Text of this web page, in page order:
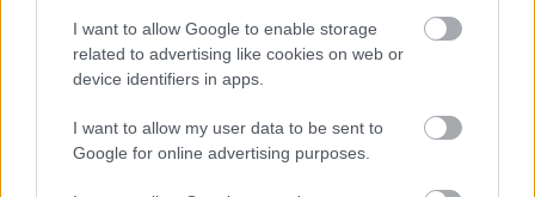
I want to allow Google to enable storage
related to advertising like cookies on web or
device identifiers in apps.
I want to allow my user data to be sent to
Google for online advertising purposes.